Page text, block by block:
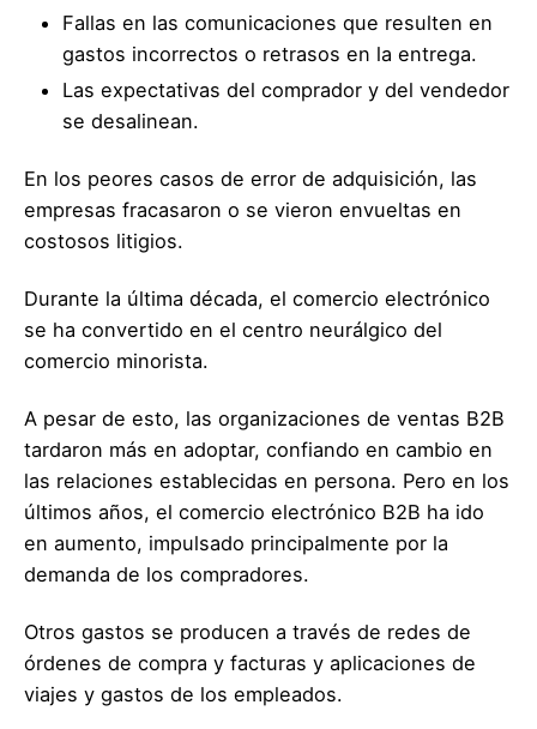
Fallas en las comunicaciones que resulten en
gastos incorrectos o retrasos en la entrega.
Las expectativas del comprador y del vendedor
se desalinean.
En los peores casos de error de adquisición, las
empresas fracasaron o se vieron envueltas en
costosos litigios.
Durante la última década, el comercio electrónico
se ha convertido en el centro neurálgico del
comercio minorista.
A pesar de esto, las organizaciones de ventas B2B
tardaron más en adoptar, confiando en cambio en
las relaciones establecidas en persona. Pero en los
últimos años, el comercio electrónico B2B ha ido
en aumento, impulsado principalmente por la
demanda de los compradores.
Otros gastos se producen a través de redes de
órdenes de compra y facturas y aplicaciones de
viajes y gastos de los empleados.